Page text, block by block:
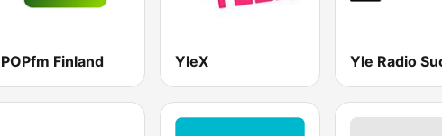
POPfm Finland YleX